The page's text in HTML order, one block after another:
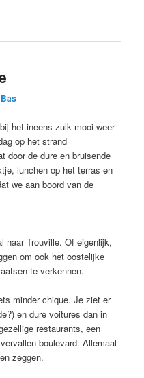
Bas
het ineens zulk mooi weer
op het strand
door de dure en bruisende
lunchen op het terras en
we aan boord van de
naar Trouville. Of eigenlijk,
om ook het oostelijke
te verkennen.
minder chique. Je ziet er
en dure voitures dan in
restaurants, een
boulevard. Allemaal
zeggen.